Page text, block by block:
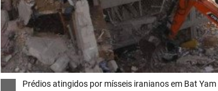
Prédios atingidos por mísseis iranianos em Bat